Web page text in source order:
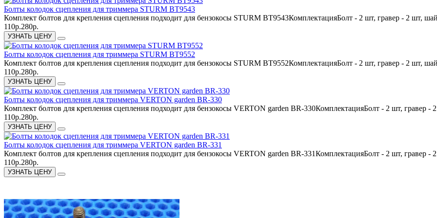
Болты колодок сцепления для триммера STURM BT9543
Комплект болтов для крепления сцепления подходит для бензокосы STURM BT9543КомплектацияБолт - 2 шт, гравер - 2 шт,
110р.280р.
УЗНАТЬ ЦЕНУ
Болты колодок сцепления для триммера STURM BT9552
Комплект болтов для крепления сцепления подходит для бензокосы STURM BT9552КомплектацияБолт - 2 шт, гравер - 2 шт,
110р.280р.
УЗНАТЬ ЦЕНУ
Болты колодок сцепления для триммера VERTON garden BR-330
Комплект болтов для крепления сцепления подходит для бензокосы VERTON garden BR-330КомплектацияБолт - 2 шт, гравер -
110р.280р.
УЗНАТЬ ЦЕНУ
Болты колодок сцепления для триммера VERTON garden BR-331
Комплект болтов для крепления сцепления подходит для бензокосы VERTON garden BR-331КомплектацияБолт - 2 шт, гравер -
110р.280р.
УЗНАТЬ ЦЕНУ